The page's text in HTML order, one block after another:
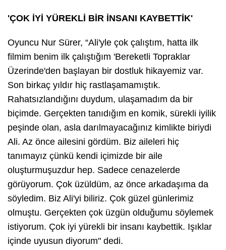
'ÇOK İYİ YÜREKLİ BİR İNSANI KAYBETTİK'
Oyuncu Nur Sürer, “Ali'yle çok çalıştım, hatta ilk
filmim benim ilk çalıştığım 'Bereketli Topraklar
Üzerinde'den başlayan bir dostluk hikayemiz var.
Son birkaç yıldır hiç rastlaşamamıştık.
Rahatsızlandığını duydum, ulaşamadım da bir
biçimde. Gerçekten tanıdığım en komik, sürekli iyilik
peşinde olan, asla darılmayacağınız kimlikte biriydi
Ali. Az önce ailesini gördüm. Biz aileleri hiç
tanımayız çünkü kendi içimizde bir aile
oluşturmuşuzdur hep. Sadece cenazelerde
görüyorum. Çok üzüldüm, az önce arkadaşıma da
söyledim. Biz Ali'yi biliriz. Çok güzel günlerimiz
olmuştu. Gerçekten çok üzgün olduğumu söylemek
istiyorum. Çok iyi yürekli bir insanı kaybettik. Işıklar
içinde uyusun diyorum" dedi.